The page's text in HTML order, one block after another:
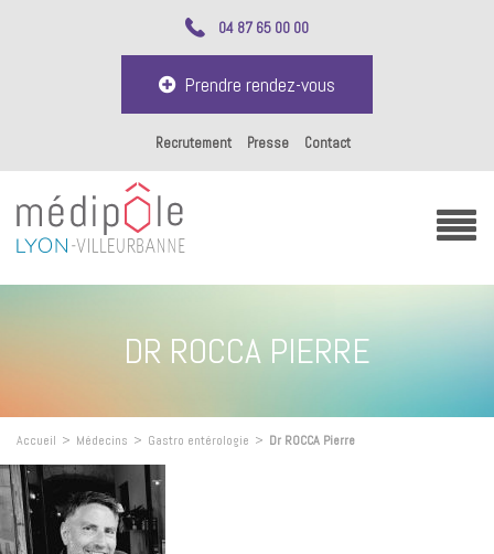
04 87 65 00 00
Prendre rendez-vous
Recrutement Presse Contact
DR ROCCA PIERRE
Accueil > Médecins > Gastro entérologie > Dr ROCCA Pierre